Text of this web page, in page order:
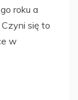
roku a
się to
w